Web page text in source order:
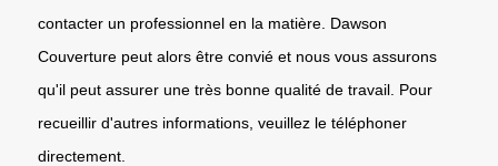
contacter un professionnel en la matière. Dawson
Couverture peut alors être convié et nous vous assurons
qu'il peut assurer une très bonne qualité de travail. Pour
recueillir d'autres informations, veuillez le téléphoner
directement.